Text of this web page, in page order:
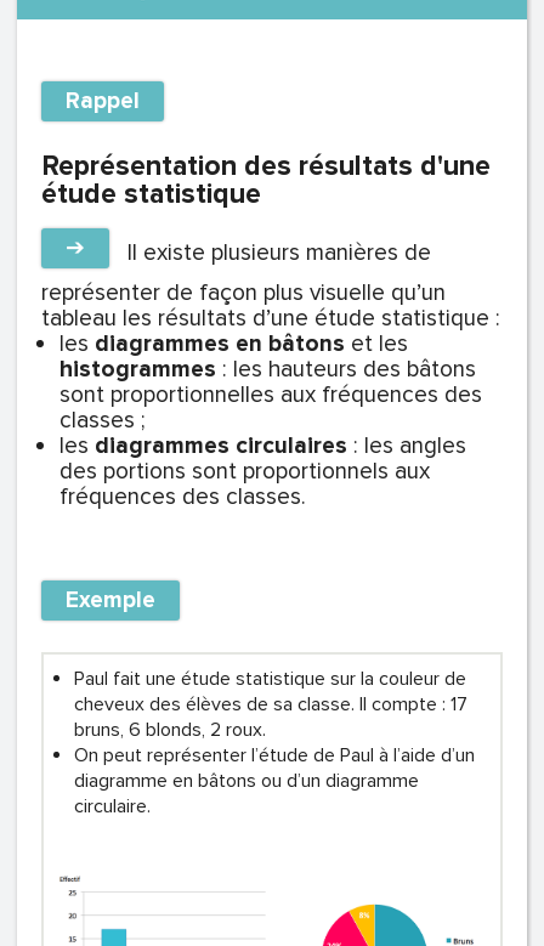
Rappel
Représentation des résultats d'une
étude statistique
➔
Il existe plusieurs manières de
représenter de façon plus visuelle qu’un
tableau les résultats d’une étude statistique :
les diagrammes en bâtons et les
histogrammes : les hauteurs des bâtons
sont proportionnelles aux fréquences des
classes ;
les diagrammes circulaires : les angles
des portions sont proportionnels aux
fréquences des classes.
Exemple
Paul fait une étude statistique sur la couleur de
cheveux des élèves de sa classe. Il compte : 17
bruns, 6 blonds, 2 roux.
On peut représenter l’étude de Paul à l’aide d’un
diagramme en bâtons ou d’un diagramme
circulaire.